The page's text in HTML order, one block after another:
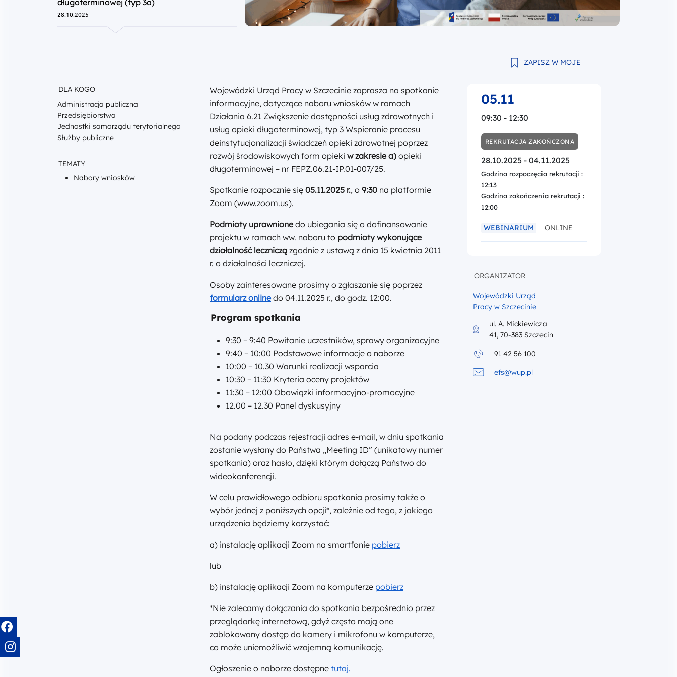
długoterminowej (typ 3a)
28.10.2025
ZAPISZ W MOJE
DLA KOGO
Administracja publiczna
Przedsiębiorstwa
Jednostki samorządu terytorialnego
Służby publiczne
TEMATY
Nabory wniosków
Wojewódzki Urząd Pracy w Szczecinie zaprasza na spotkanie
informacyjne, dotyczące naboru wniosków w ramach
Działania 6.21 Zwiększenie dostępności usług zdrowotnych i
usług opieki długoterminowej, typ 3 Wspieranie procesu
deinstytucjonalizacji świadczeń opieki zdrowotnej poprzez
rozwój środowiskowych form opieki w zakresie a) opieki
długoterminowej – nr FEPZ.06.21-IP.01-007/25.
Spotkanie rozpocznie się 05.11.2025 r., o 9:30 na platformie
Zoom (www.zoom.us).
Podmioty uprawnione do ubiegania się o dofinansowanie
projektu w ramach ww. naboru to podmioty wykonujące
działalność leczniczą zgodnie z ustawą z dnia 15 kwietnia 2011
r. o działalności leczniczej.
Osoby zainteresowane prosimy o zgłaszanie się poprzez
formularz online do 04.11.2025 r., do godz. 12:00.
Program spotkania
9:30 – 9:40 Powitanie uczestników, sprawy organizacyjne
9:40 – 10:00 Podstawowe informacje o naborze
10:00 – 10.30 Warunki realizacji wsparcia
10:30 – 11:30 Kryteria oceny projektów
11:30 – 12:00 Obowiązki informacyjno-promocyjne
12.00 – 12.30 Panel dyskusyjny
Na podany podczas rejestracji adres e-mail, w dniu spotkania
zostanie wysłany do Państwa „Meeting ID” (unikatowy numer
spotkania) oraz hasło, dzięki którym dołączą Państwo do
wideokonferencji.
W celu prawidłowego odbioru spotkania prosimy także o
wybór jednej z poniższych opcji*, zależnie od tego, z jakiego
urządzenia będziemy korzystać:
a) instalację aplikacji Zoom na smartfonie pobierz
lub
b) instalację aplikacji Zoom na komputerze pobierz
*Nie zalecamy dołączania do spotkania bezpośrednio przez
przeglądarkę internetową, gdyż często mają one
zablokowany dostęp do kamery i mikrofonu w komputerze,
co może uniemożliwić wzajemną komunikację.
Ogłoszenie o naborze dostępne tutaj.
05.11
09:30 - 12:30
REKRUTACJA ZAKOŃCZONA
28.10.2025 - 04.11.2025
Godzina rozpoczęcia rekrutacji :
12:13
Godzina zakończenia rekrutacji :
12:00
WEBINARIUM ONLINE
ORGANIZATOR
Wojewódzki Urząd
Pracy w Szczecinie
ul. A. Mickiewicza
41, 70-383 Szczecin
91 42 56 100
efs@wup.pl